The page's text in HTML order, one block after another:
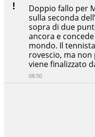
Doppio fallo per
sulla seconda
sopra di due
ancora e
mondo. Il
rovescio, ma
viene finalizzato
08:50